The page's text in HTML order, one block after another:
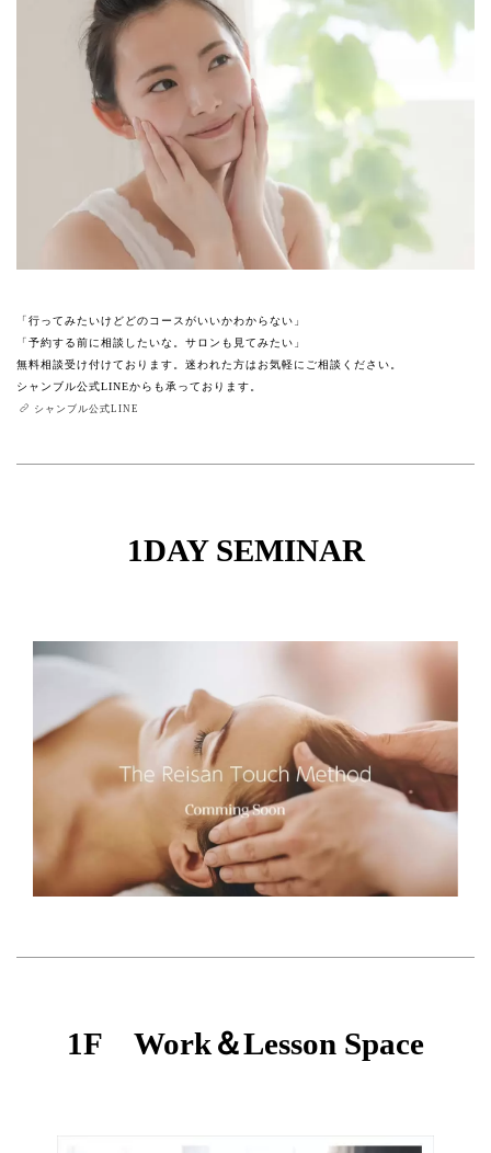
「行ってみたいけどどのコースがいいかわからない」
「予約する前に相談したいな。サロンも見てみたい」
無料相談受け付けております。迷われた方はお気軽にご相談ください。
シャンブル公式LINEからも承っております。
シャンブル公式LINE
1DAY SEMINAR
1F Work＆Lesson Space